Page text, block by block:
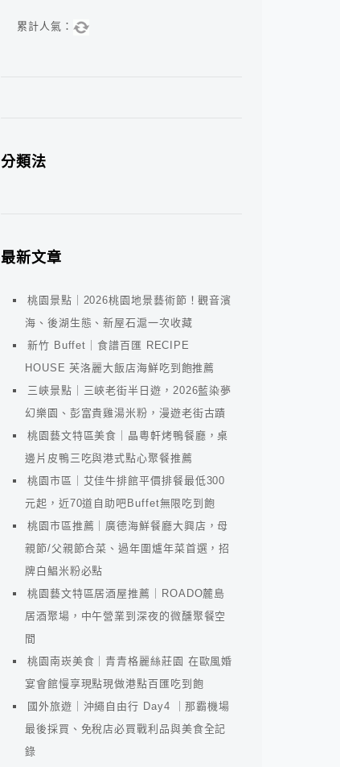
累計人氣：
分類法
最新文章
桃園景點｜2026桃園地景藝術節！觀音濱
海、後湖生態、新屋石滬一次收藏
新竹 Buffet｜食譜百匯 RECIPE
HOUSE 芙洛麗大飯店海鮮吃到飽推薦
三峽景點｜三峽老街半日遊，2026藍染夢
幻樂園、彭富貴雞湯米粉，漫遊老街古蹟
桃園藝文特區美食｜晶粵軒烤鴨餐廳，桌
邊片皮鴨三吃與港式點心聚餐推薦
桃園市區｜艾佳牛排館平價排餐最低300
元起，近70道自助吧Buffet無限吃到飽
桃園市區推薦｜廣德海鮮餐廳大興店，母
親節/父親節合菜、過年圍爐年菜首選，招
牌白鯧米粉必點
桃園藝文特區居酒屋推薦｜ROADO麓島
居酒聚場，中午營業到深夜的微醺聚餐空
間
桃園南崁美食｜青青格麗絲莊園 在歐風婚
宴會館慢享現點現做港點百匯吃到飽
國外旅遊｜沖繩自由行 Day4 ｜那霸機場
最後採買、免稅店必買戰利品與美食全記
錄